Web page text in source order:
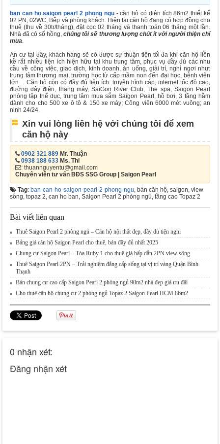
ban can ho saigon pearl 2 phong ngu- căn hộ có diện tích 86m2 thiết kế
02 PN, 02WC, Bếp và phòng khách. Hiện tại căn hộ đang có hợp đồng cho
thuê (thu về 30tr/tháng), đặt cọc 02 tháng và thanh toán 06 tháng một lần.
Nhà đã có sổ hồng,chúng tôi sẽ thương lượng chút ít với người thiện chí
mua
An cư tại đây, khách hàng sẽ có được sự thuận tiện tối đa khi căn hộ liền
kề rất nhiều tiện ích hiện hữu tại khu trung tâm, phục vụ đầy đủ các nhu
cầu về công việc, giao dịch, kinh doanh, ăn uống, giải trí, nghỉ ngơi như:
trung tâm thương mại, trường học từ cấp mầm non đến đại học, bệnh viện
lớn… Căn hộ còn có đầy đủ tiện ích: truyền hình cáp, internet tốc độ cao,
đường dây điện, thang máy, SaiGon River Club, The spa, Saigon Pearl
phòng tập thể dục, trung tâm mua sắm Saigon Pearl, hồ bơi, 3 tầng hầm
dành cho cho 500 xe ô tô & 150 xe máy; Công viên 6000 mét vuông; an
ninh 24/24.
Xin vui lòng liên hệ với chúng tôi để xem
căn hộ này
0902 321 889 Mr. Thuận
0938 188 633 Ms. Thi
: thuannguyentu@gmail.com
Chuyên viên tư vấn BĐS SSG Group | Saigon Pearl
Tag: ban-can-ho-saigon-pearl-2-phong-ngu , bán căn hộ, saigon, view
sông, topaz 2, can ho ban, Saigon Pearl 2 phòng ngủ, tầng cao Topaz 2
Bài viết liên quan
Thuê Saigon Pearl 2 phòng ngủ – Căn hộ nội thất đẹp, đầy đủ tiện nghi
Bảng giá căn hộ Saigon Pearl cho thuê, bán đầy đủ nhất 2025
Chung cư Saigon Pearl – Tòa Ruby 1 cho thuê giá hấp dẫn 2PN view sông
Thuê Saigon Pearl 2PN – Trải nghiệm đẳng cấp sống tại vị trí vàng Quận Bình
Thạnh
Bán chung cư cao cấp Saigon Pearl 2 phòng ngủ 90m2 nhà đẹp giá ưu đãi
Cho thuê căn hộ chung cư 2 phòng ngủ Topaz 2 Saigon Pearl HCM 86m2
0 nhận xét:
Đăng nhận xét